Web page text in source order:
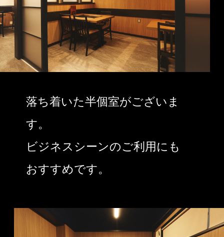
落ち着いた半個室がございま
す。
ビジネスシーンのご利用にも
おすすめです。